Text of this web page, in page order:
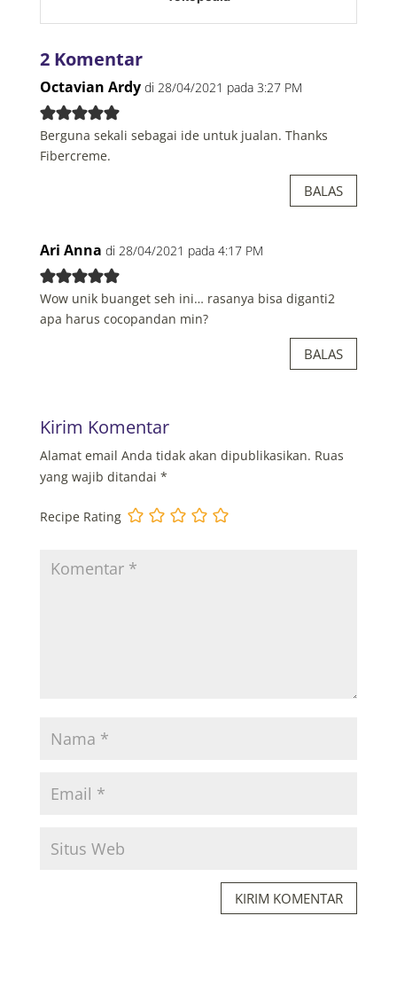
2 Komentar
Octavian Ardy di 28/04/2021 pada 3:27 PM
Berguna sekali sebagai ide untuk jualan. Thanks
Fibercreme.
BALAS
Ari Anna di 28/04/2021 pada 4:17 PM
Wow unik buanget seh ini… rasanya bisa diganti2
apa harus cocopandan min?
BALAS
Kirim Komentar
Alamat email Anda tidak akan dipublikasikan. Ruas
yang wajib ditandai *
Recipe Rating
KIRIM KOMENTAR